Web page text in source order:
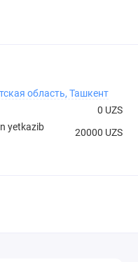
область, Ташкент
0 UZS
yetkazib
20000 UZS